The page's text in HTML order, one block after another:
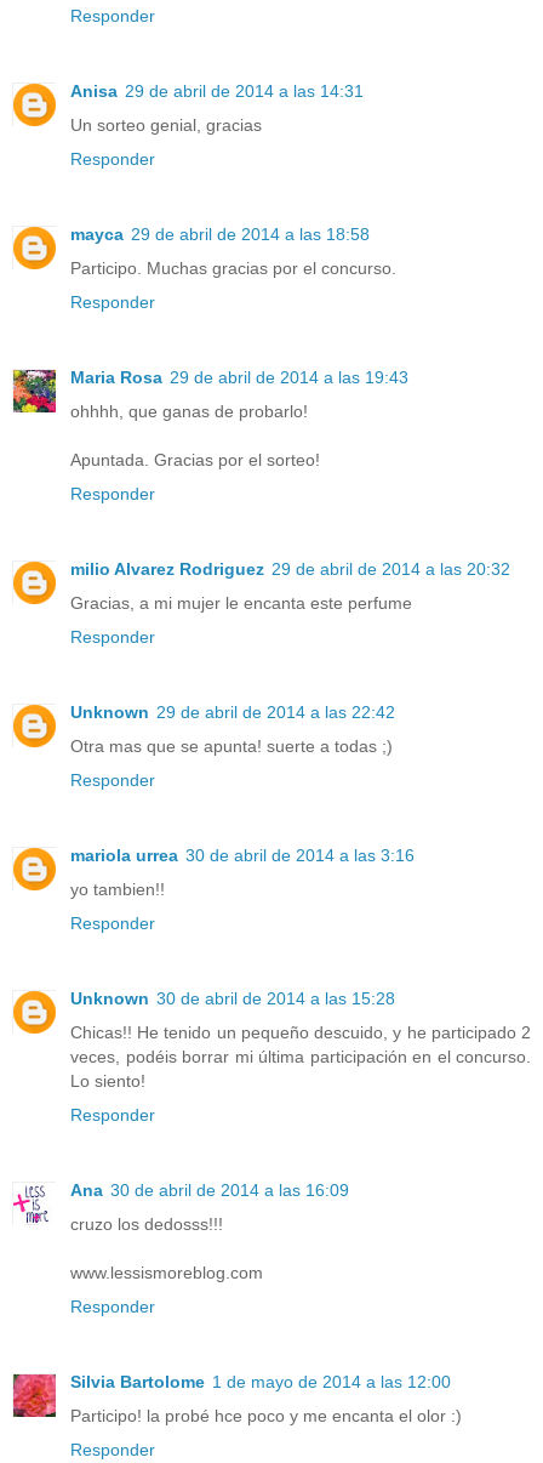
Responder
Anisa 29 de abril de 2014 a las 14:31
Un sorteo genial, gracias
Responder
mayca 29 de abril de 2014 a las 18:58
Participo. Muchas gracias por el concurso.
Responder
Maria Rosa 29 de abril de 2014 a las 19:43
ohhhh, que ganas de probarlo!
Apuntada. Gracias por el sorteo!
Responder
milio Alvarez Rodriguez 29 de abril de 2014 a las 20:32
Gracias, a mi mujer le encanta este perfume
Responder
Unknown 29 de abril de 2014 a las 22:42
Otra mas que se apunta! suerte a todas ;)
Responder
mariola urrea 30 de abril de 2014 a las 3:16
yo tambien!!
Responder
Unknown 30 de abril de 2014 a las 15:28
Chicas!! He tenido un pequeño descuido, y he participado 2
veces, podéis borrar mi última participación en el concurso.
Lo siento!
Responder
Ana 30 de abril de 2014 a las 16:09
cruzo los dedosss!!!
www.lessismoreblog.com
Responder
Silvia Bartolome 1 de mayo de 2014 a las 12:00
Participo! la probé hce poco y me encanta el olor :)
Responder